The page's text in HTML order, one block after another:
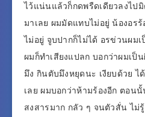
ไว้แน่นแล้วก็กดพรืดเดียวลงไป
มาเลย ผมมัดแทบไม่อยู่ น้องอรร้
ไม่อยู่ จูบปากก็ไม่ได้ อรข่วนผม
ผมก็ทำเสียงแปลก บอกว่าผมเป็
มึง กินตับมึงหยุดนะ เงียบด้วย
เลย ผมบอกว่าห้ามร้องอีก ตอน
สงสารมาก กลัว ๆ จนตัวสั่น ไม่